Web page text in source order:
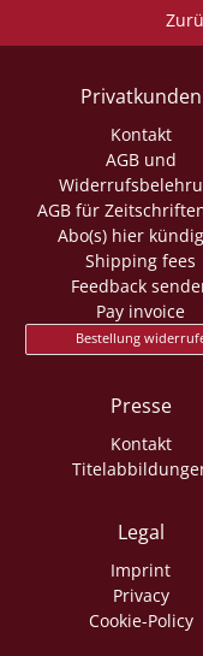
Privatkunden
Kontakt
AGB und
AGB für
Abo(s) hier
Shipping fees
Feedback
Pay invoice
Bestellung
Presse
Kontakt
Legal
Imprint
Privacy
Cookie-Policy